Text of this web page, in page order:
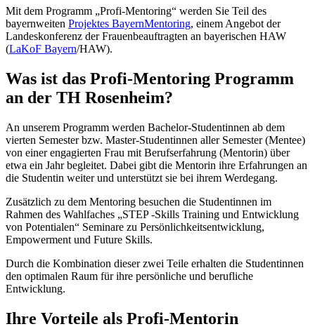
Mit dem Programm „Profi-Mentoring“ werden Sie Teil des
bayernweiten Projektes BayernMentoring, einem Angebot der
Landeskonferenz der Frauenbeauftragten an bayerischen HAW
(LaKoF Bayern/HAW).
Was ist das Profi-Mentoring Programm
an der TH Rosenheim?
An unserem Programm werden Bachelor-Studentinnen ab dem
vierten Semester bzw. Master-Studentinnen aller Semester (Mentee)
von einer engagierten Frau mit Berufserfahrung (Mentorin) über
etwa ein Jahr begleitet. Dabei gibt die Mentorin ihre Erfahrungen an
die Studentin weiter und unterstützt sie bei ihrem Werdegang.
Zusätzlich zu dem Mentoring besuchen die Studentinnen im
Rahmen des Wahlfaches „STEP -Skills Training und Entwicklung
von Potentialen“ Seminare zu Persönlichkeitsentwicklung,
Empowerment und Future Skills.
Durch die Kombination dieser zwei Teile erhalten die Studentinnen
den optimalen Raum für ihre persönliche und berufliche
Entwicklung.
Ihre Vorteile als Profi-Mentorin